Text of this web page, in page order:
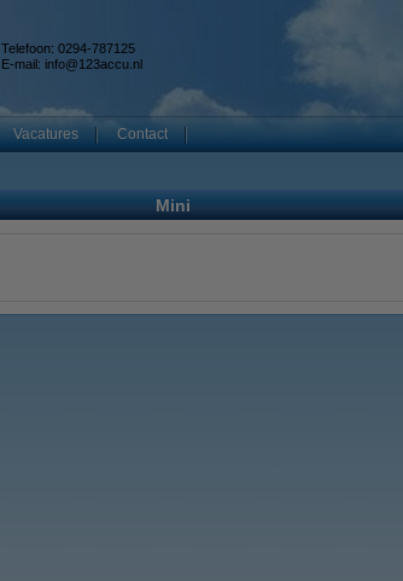
Telefoon: 0294-787125
E-mail: info@123accu.nl
Vacatures Contact
Mini